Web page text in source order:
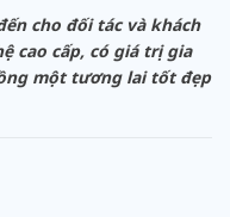
cho đối tác và khách
cao cấp, có giá trị gia
một tương lai tốt đẹp